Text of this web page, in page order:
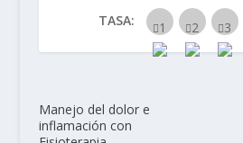
TASA:
Manejo del dolor e
inflamación con